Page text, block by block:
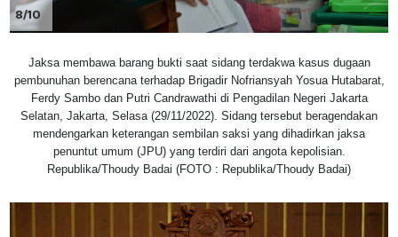
8/10
Jaksa membawa barang bukti saat sidang terdakwa kasus dugaan
pembunuhan berencana terhadap Brigadir Nofriansyah Yosua Hutabarat,
Ferdy Sambo dan Putri Candrawathi di Pengadilan Negeri Jakarta
Selatan, Jakarta, Selasa (29/11/2022). Sidang tersebut beragendakan
mendengarkan keterangan sembilan saksi yang dihadirkan jaksa
penuntut umum (JPU) yang terdiri dari angota kepolisian.
Republika/Thoudy Badai (FOTO : Republika/Thoudy Badai)